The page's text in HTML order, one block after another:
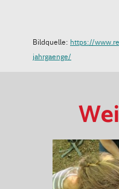
Bildquelle: https://
jahrgaenge/